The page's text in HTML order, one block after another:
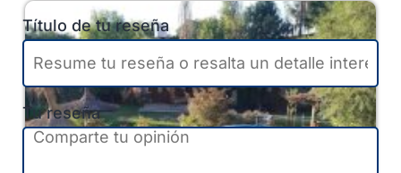
Título de tu reseña
Tu reseña